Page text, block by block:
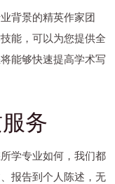
背景的精英作家团
能，可以为您提供全
能够快速提高学术写
务
学专业如何，我们都
报告到个人陈述，无